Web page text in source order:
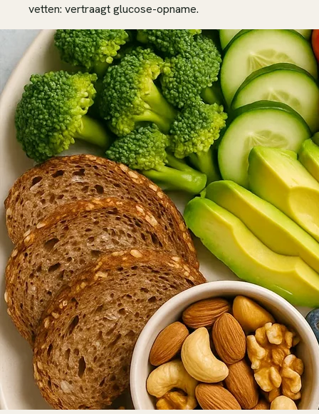
vetten: vertraagt glucose-opname.